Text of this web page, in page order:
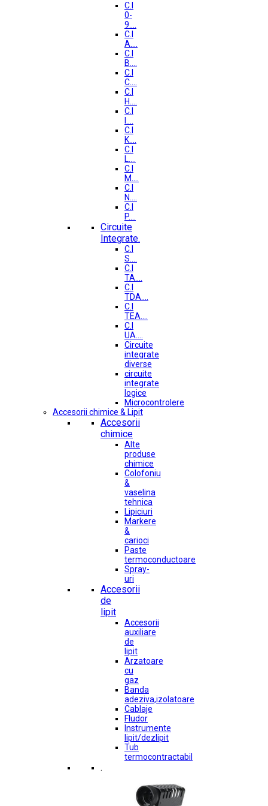
C.I
0-
9....
C.I
A....
C.I
B....
C.I
C....
C.I
H....
C.I
C.I
K....
C.I
L....
C.I
M....
C.I
N....
C.I
P....
Circuite
Integrate.
C.I
S....
C.I
TA....
C.I
TDA....
C.I
TEA....
C.I
UA....
Circuite
integrate
diverse
circuite
integrate
logice
Microcontrolere
Accesorii chimice & Lipit
Accesorii
chimice
Alte
produse
chimice
Colofoniu
&
vaselina
tehnica
Lipiciuri
Markere
&
carioci
Paste
termoconductoare
Spray-
uri
Accesorii
de
lipit
Accesorii
auxiliare
de
lipit
Arzatoare
cu
gaz
Banda
adeziva,izolatoare
Cablaje
Fludor
Instrumente
lipit/dezlipit
Tub
termocontractabil
.